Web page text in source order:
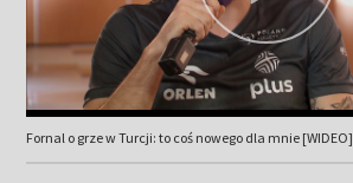
Fornal o grze w Turcji: to coś nowego dla mnie [WIDEO]